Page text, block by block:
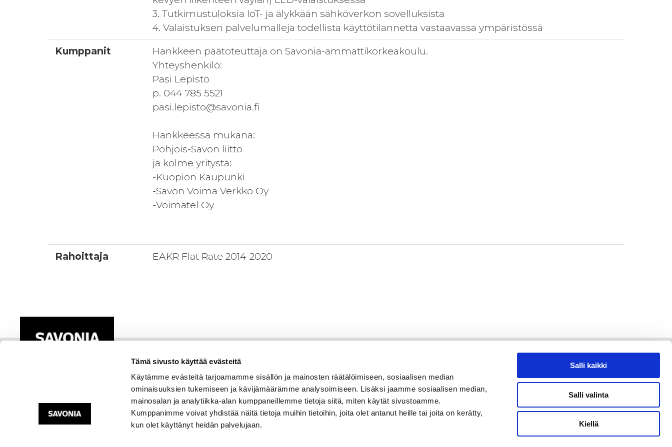
Tämä sivusto käyttää evästeitä
Käytämme evästeitä tarjoamamme sisällön ja mainosten räätälöimiseen, sosiaalisen median
ominaisuuksien tukemiseen ja kävijämäärämme analysoimiseen. Lisäksi jaamme sosiaalisen median,
mainosalan ja analytiikka-alan kumppaneillemme tietoja siitä, miten käytät sivustoamme.
Kumppanimme voivat yhdistää näitä tietoja muihin tietoihin, joita olet antanut heille tai joita on kerätty,
kun olet käyttänyt heidän palvelujaan.
Salli kaikki
Salli valinta
Kiellä
3. Tutkimustuloksia IoT- ja älykkään sähköverkon sovelluksista
4. Valaistuksen palvelumalleja todellista käyttötilannetta vastaavassa ympäristössä
Kumppanit
Hankkeen päätoteuttaja on Savonia-ammattikorkeakoulu.
Yhteyshenkilö:
Pasi Lepistö
p. 044 785 5521
pasi.lepisto@savonia.fi
Hankkeessa mukana:
Pohjois-Savon liitto
ja kolme yritystä:
-Kuopion Kaupunki
-Savon Voima Verkko Oy
-Voimatel Oy
Rahoittaja EAKR Flat Rate 2014-2020